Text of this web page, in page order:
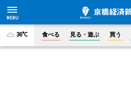
36°C 食べる 見る・遊ぶ 買う